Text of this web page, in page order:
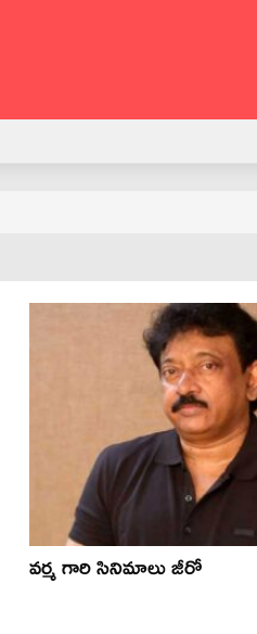
వర్మ గారి సినిమాలు జీరో